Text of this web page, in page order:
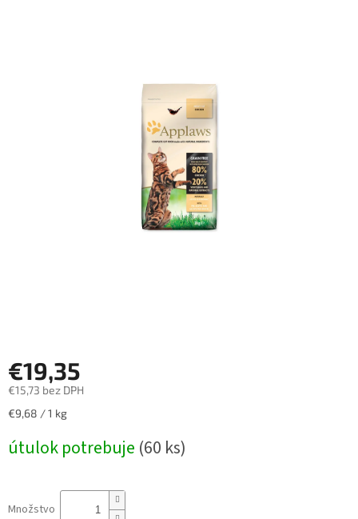
€19,35
€15,73 bez DPH
Jednotková
€9,68 / 1 kg
útulok potrebuje (60 ks)
Množstvo